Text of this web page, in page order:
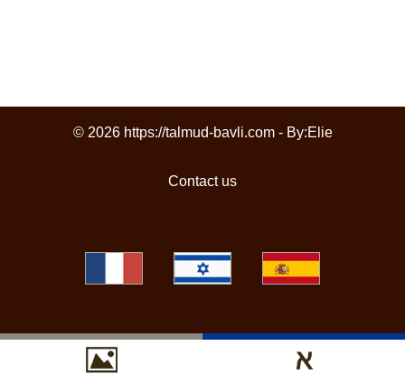
© 2026 https://talmud-bavli.com - By:Elie
Contact us